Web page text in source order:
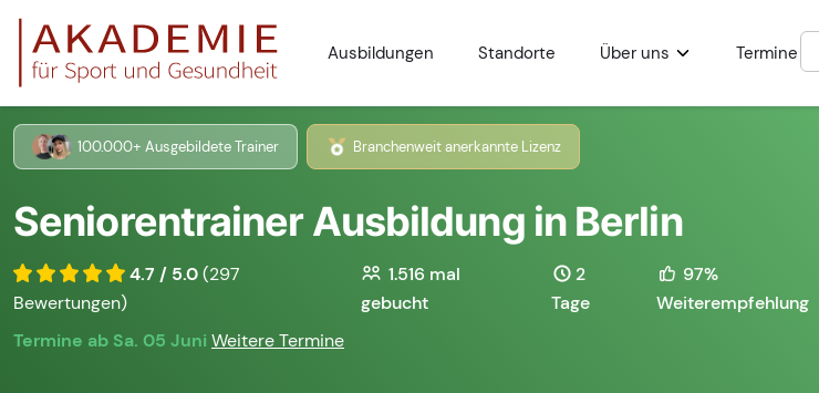
Ausbildungen Standorte Über uns Termine
100.000+ Ausgebildete Trainer Branchenweit anerkannte Lizenz
Seniorentrainer Ausbildung in Berlin
4.7 / 5.0(297
Bewertungen)
1.516 mal
gebucht
2
Tage
97%
Weiterempfehlung
Termine ab Sa. 05 Juni Weitere Termine